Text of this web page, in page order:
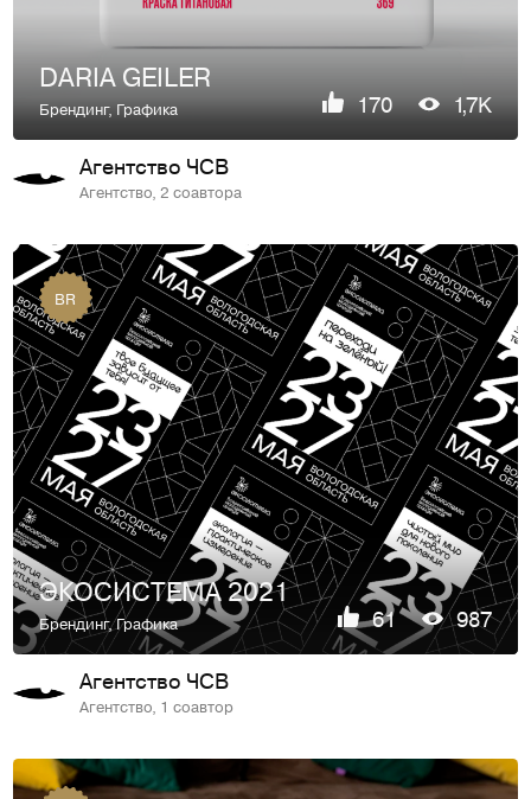
DARIA GEILER
Брендинг, Графика 170 1,7K
Агентство ЧСВ
Агентство, 2 соавтора
BR
ЭКОСИСТЕМА 2021
Брендинг,Графика 61 987
Агентство ЧСВ
Агентство, 1 соавтор